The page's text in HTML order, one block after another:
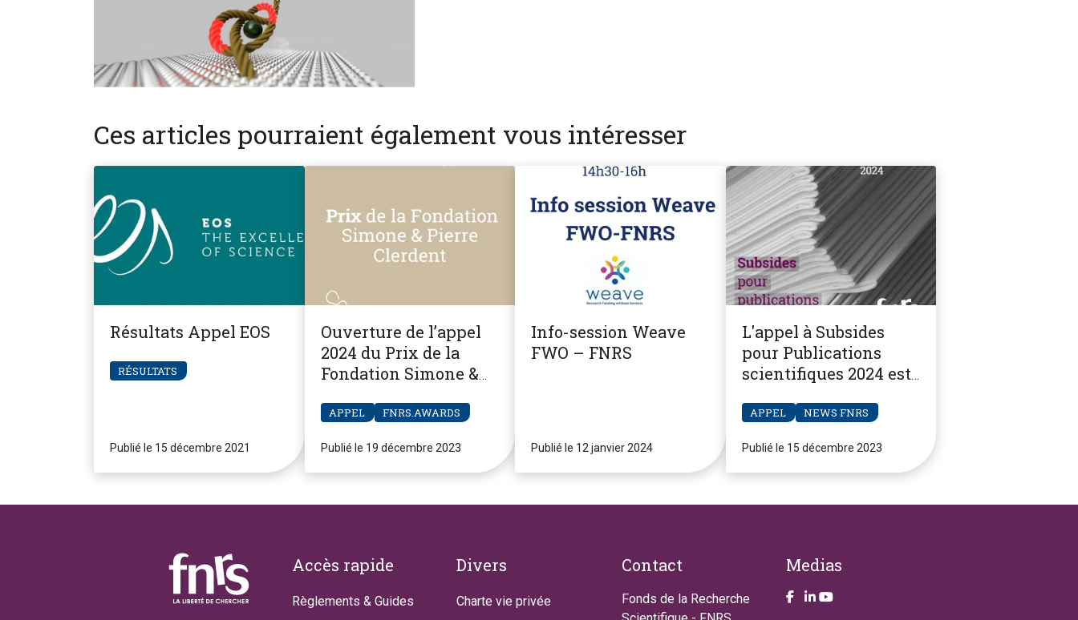
Ces articles pourraient également vous intéresser
Résultats Appel EOS
RÉSULTATS
Publié le 15 décembre 2021
Ouverture de l’appel
2024 du Prix de la
Fondation Simone &
APPEL FNRS.AWARDS
Publié le 19 décembre 2023
Info-session Weave
FWO – FNRS
Publié le 12 janvier 2024
L'appel à Subsides
pour Publications
scientifiques 2024 est
APPEL NEWS FNRS
Publié le 15 décembre 2023
Footer
Accès rapide
Règlements & Guides
Divers
Charte vie privée
Contact
Fonds de la Recherche
Medias
Take a look on our facebook page
Take a look on our LinkendIn page